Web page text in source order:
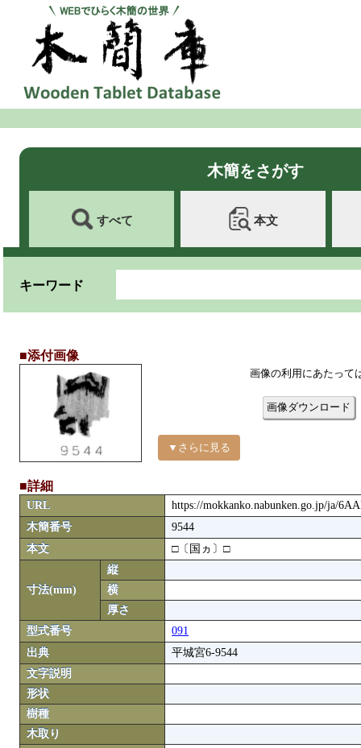
木簡をさがす
すべて 本文
キーワード
■添付画像
▼さらに見る
画像の利用にあたって
画像ダウンロード
■詳細
URL
https://mokkanko.nabunken.go.jp/ja/
木簡番号
9544
本文
□〔国ヵ〕□
寸法(mm)
縦
横
厚さ
型式番号
091
出典
平城宮6-9544
文字説明
形状
樹種
木取り